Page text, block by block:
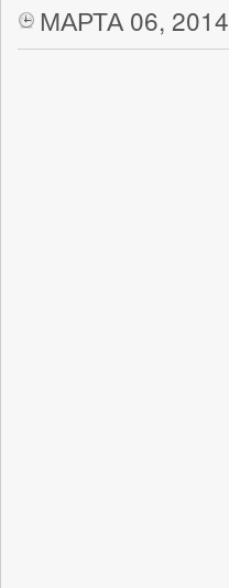
МАРТА 06, 2014